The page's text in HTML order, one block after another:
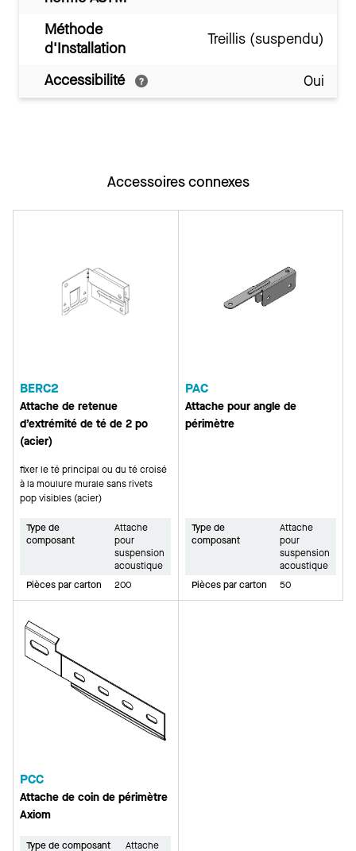
Méthode
d'Installation
Treillis (suspendu)
Accessibilité Oui
Accessoires connexes
BERC2
Attache de retenue
d’extrémité de té de 2 po
(acier)
fixer le té principal ou du té croisé
à la moulure murale sans rivets
pop visibles (acier)
Type de
composant
Attache
pour
suspension
acoustique
Pièces par carton
200
PAC
Attache pour angle de
périmètre
Type de
composant
Attache
pour
suspension
acoustique
Pièces par carton
50
PCC
Attache de coin de périmètre
Axiom
Type de composant
Attache